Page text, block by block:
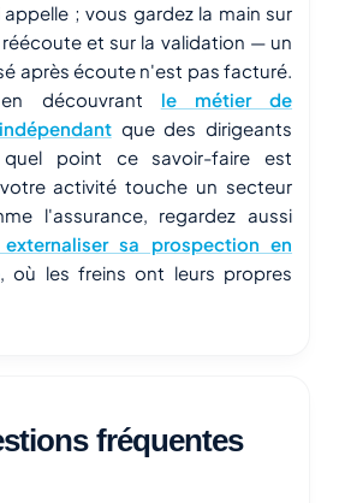
; vous gardez la main sur
et sur la validation — un
après écoute n'est pas facturé.
découvrant le métier de
que des dirigeants
point ce savoir-faire est
activité touche un secteur
l'assurance, regardez aussi
sa prospection en
, où les freins ont leurs propres
fréquentes